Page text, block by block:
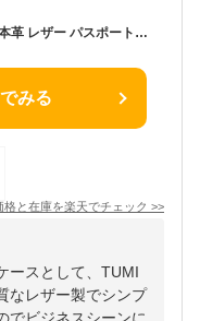
TUMI トラベルウォレット トゥミ 長財布 本革 レザー パスポートケース 旅行 出張 オーガナイザー 男女兼用 エンボス 黒 ブラック
みる
格と在庫を楽天でチェック >>
ースとして、TUMI
レザー製でシンプ